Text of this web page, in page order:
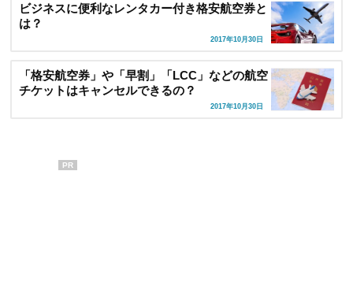
ビジネスに便利なレンタカー付き格安航空券と
は？
2017年10月30日
「格安航空券」や「早割」「LCC」などの航空
チケットはキャンセルできるの？
2017年10月30日
PR